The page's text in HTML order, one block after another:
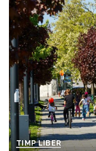
TIMP LIBER